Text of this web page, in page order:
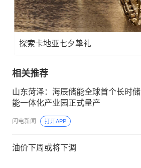
探索卡地亚七夕挚礼
相关推荐
山东菏泽：海辰储能全球首个长时储
能一体化产业园正式量产
闪电新闻 打开APP
油价下周或将下调